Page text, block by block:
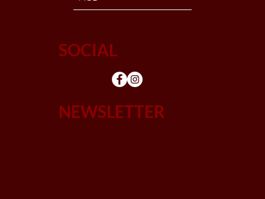
SOCIAL
NEWSLETTER